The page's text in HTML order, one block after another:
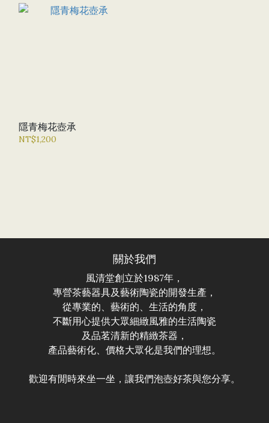
隱青梅花壺承
NT$1,200
關於我們
風清堂創立於1987年，
專營茶藝器具及藝術陶瓷的開發生產，
從專業的、藝術的、生活的角度，
不斷用心提供大眾細緻風雅的生活陶瓷
及品茗清新的精緻茶器，
產品藝術化、價格大眾化是我們的理想。
歡迎有閒時來坐一坐，讓我們泡壺好茶與您分享。